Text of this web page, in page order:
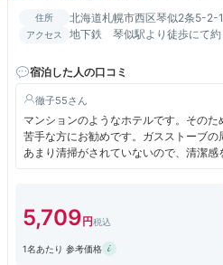
住所 北海道札幌市西区琴似2条5-2-
アクセス 地下鉄 琴似駅より徒歩にて約
宿泊した人の口コミ
徹子55
マンションのようなホテルです。その
苦手な方にお勧めです。ガスストーブの
あまり清掃がされていないので、清潔感
ん。地下鉄の駅から近く立地は便利で
5,709
1名あたり 参考価格